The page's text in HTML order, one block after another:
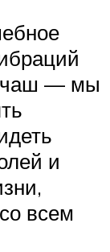
чаш — мы
и
всем